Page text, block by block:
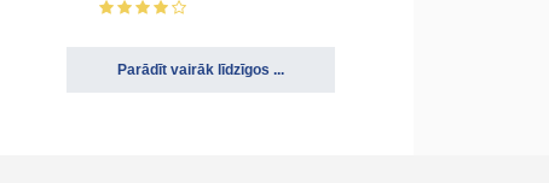
Parādīt vairāk līdzīgos ...